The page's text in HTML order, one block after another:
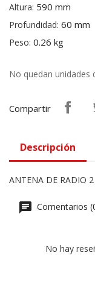
Altura: 590 mm
Profundidad: 60 mm
Peso: 0.26 kg
No quedan unidades
Compartir
Descripción
ANTENA DE RADIO
Comentarios
No hay